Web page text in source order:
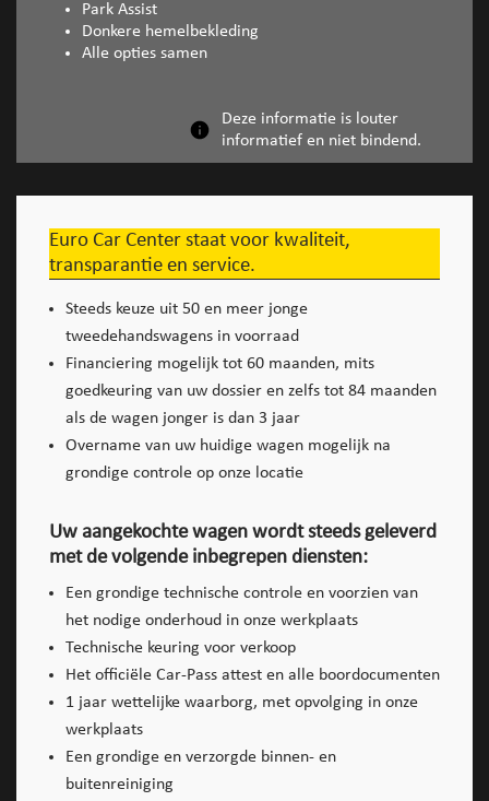
Park Assist
Donkere hemelbekleding
Alle opties samen
Deze informatie is louter
informatief en niet bindend.
Euro Car Center staat voor kwaliteit,
transparantie en service.
Steeds keuze uit 50 en meer jonge
tweedehandswagens in voorraad
Financiering mogelijk tot 60 maanden, mits
goedkeuring van uw dossier en zelfs tot 84 maanden
als de wagen jonger is dan 3 jaar
Overname van uw huidige wagen mogelijk na
grondige controle op onze locatie
Uw aangekochte wagen wordt steeds geleverd
met de volgende inbegrepen diensten:
Een grondige technische controle en voorzien van
het nodige onderhoud in onze werkplaats
Technische keuring voor verkoop
Het officiële Car-Pass attest en alle boordocumenten
1 jaar wettelijke waarborg, met opvolging in onze
werkplaats
Een grondige en verzorgde binnen- en
buitenreiniging